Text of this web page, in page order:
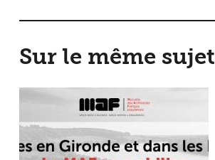
Sur le même sujet